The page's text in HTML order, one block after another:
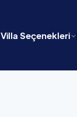
Villa Seçenekleri